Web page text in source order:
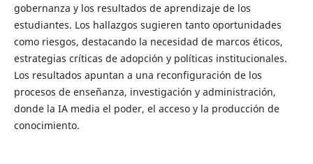
gobernanza y los resultados de aprendizaje de los
estudiantes. Los hallazgos sugieren tanto oportunidades
como riesgos, destacando la necesidad de marcos éticos,
estrategias críticas de adopción y políticas institucionales.
Los resultados apuntan a una reconfiguración de los
procesos de enseñanza, investigación y administración,
donde la IA media el poder, el acceso y la producción de
conocimiento.